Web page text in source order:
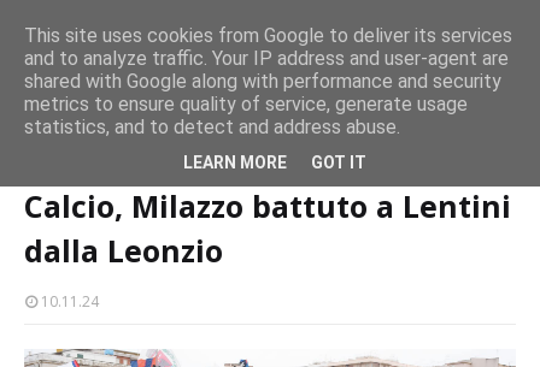
Milazzo 28ª Sagra del Pesce a Vaccarella: il programma
EVENTI
Calcio, Milazzo battuto a Lentini dalla Leonzio
Calcio, Milazzo battuto a Lentini
dalla Leonzio
10.11.24
This site uses cookies from Google to deliver its services
and to analyze traffic. Your IP address and user-agent are
shared with Google along with performance and security
metrics to ensure quality of service, generate usage
statistics, and to detect and address abuse.
LEARN MORE GOT IT